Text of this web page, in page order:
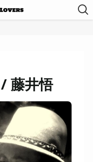
藤井悟